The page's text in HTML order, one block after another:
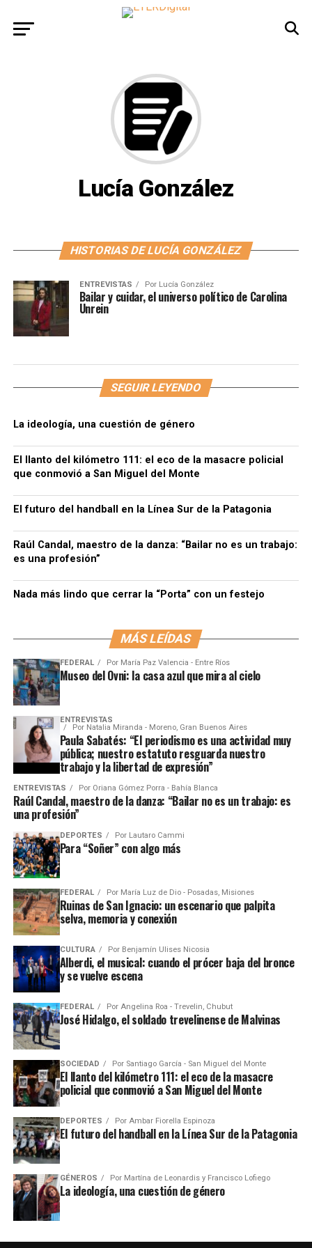
Lucía González
HISTORIAS DE LUCÍA GONZÁLEZ
ENTREVISTAS Por Lucía González
Bailar y cuidar, el universo político de Carolina
Unrein
SEGUIR LEYENDO
La ideología, una cuestión de género
El llanto del kilómetro 111: el eco de la masacre policial
que conmovió a San Miguel del Monte
El futuro del handball en la Línea Sur de la Patagonia
Raúl Candal, maestro de la danza: “Bailar no es un trabajo:
es una profesión”
Nada más lindo que cerrar la “Porta” con un festejo
MÁS LEÍDAS
FEDERAL Por María Paz Valencia - Entre Ríos
Museo del Ovni: la casa azul que mira al cielo
ENTREVISTAS
Por Natalia Miranda - Moreno, Gran Buenos Aires
Paula Sabatés: “El periodismo es una actividad muy
pública; nuestro estatuto resguarda nuestro
trabajo y la libertad de expresión”
ENTREVISTAS Por Oriana Gómez Porra - Bahía Blanca
Raúl Candal, maestro de la danza: “Bailar no es un trabajo: es
una profesión”
DEPORTES Por Lautaro Cammi
Para “Soñer” con algo más
FEDERAL Por María Luz de Dio - Posadas, Misiones
Ruinas de San Ignacio: un escenario que palpita
selva, memoria y conexión
CULTURA Por Benjamín Ulises Nicosia
Alberdi, el musical: cuando el prócer baja del bronce
y se vuelve escena
FEDERAL Por Angelina Roa - Trevelin, Chubut
José Hidalgo, el soldado trevelinense de Malvinas
SOCIEDAD Por Santiago García - San Miguel del Monte
El llanto del kilómetro 111: el eco de la masacre
policial que conmovió a San Miguel del Monte
DEPORTES Por Ambar Fiorella Espinoza
El futuro del handball en la Línea Sur de la Patagonia
GÉNEROS Por Martína de Leonardis y Francisco Lofiego
La ideología, una cuestión de género